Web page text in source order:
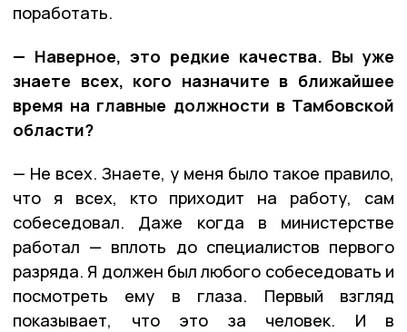
поработать.
— Наверное, это редкие качества. Вы уже
знаете всех, кого назначите в ближайшее
время на главные должности в Тамбовской
области?
— Не всех. Знаете, у меня было такое правило,
что я всех, кто приходит на работу, сам
собеседовал. Даже когда в министерстве
работал — вплоть до специалистов первого
разряда. Я должен был любого собеседовать и
посмотреть ему в глаза. Первый взгляд
показывает, что это за человек. И в